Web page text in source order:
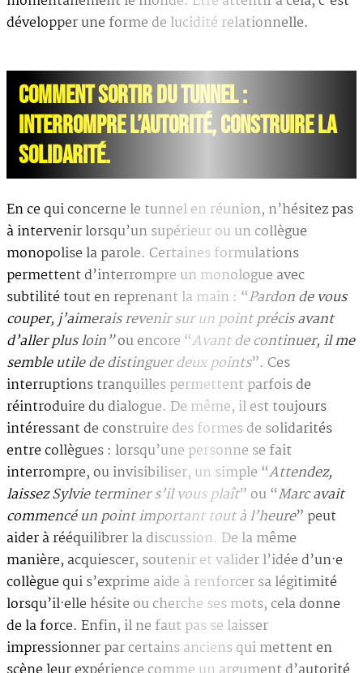
développer une forme de lucidité relationnelle.
COMMENT SORTIR DU TUNNEL :
INTERROMPRE L’AUTORITÉ, CONSTRUIRE LA
SOLIDARITÉ.
En ce qui concerne le tunnel en réunion, n’hésitez pas
à intervenir lorsqu’un supérieur ou un collègue
monopolise la parole. Certaines formulations
permettent d’interrompre un monologue avec
subtilité tout en reprenant la main : “Pardon de vous
couper, j’aimerais revenir sur un point précis avant
d’aller plus loin”ou encore “Avant de continuer, il me
semble utile de distinguer deux points”. Ces
interruptions tranquilles permettent parfois de
réintroduire du dialogue. De même, il est toujours
intéressant de construire des formes de solidarités
entre collègues : lorsqu’une personne se fait
interrompre, ou invisibiliser, un simple “Attendez,
laissez Sylvie terminer s’il vous plaît” ou “Marc avait
commencé un point important tout à l’heure” peut
aider à rééquilibrer la discussion. De la même
manière, acquiescer, soutenir et valider l’idée d’un·e
collègue qui s’exprime aide à renforcer sa légitimité
lorsqu’il·elle hésite ou cherche ses mots, cela donne
de la force. Enfin, il ne faut pas se laisser
impressionner par certains anciens qui mettent en